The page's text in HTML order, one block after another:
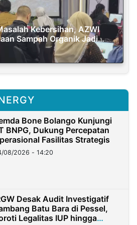
Kebersihan, AZWI
Sampah Organik Jadi
Bone Bolango Kunjungi
BNPG, Dukung Percepatan
Fasilitas Strategis
08/2026 - 14:20
Desak Audit Investigatif
Batu Bara di Pessel,
Legalitas IUP hingga